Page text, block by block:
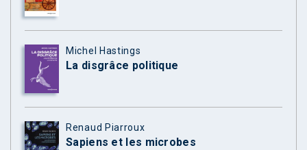
Michel Hastings
La disgrâce politique
Renaud Piarroux
Sapiens et les microbes